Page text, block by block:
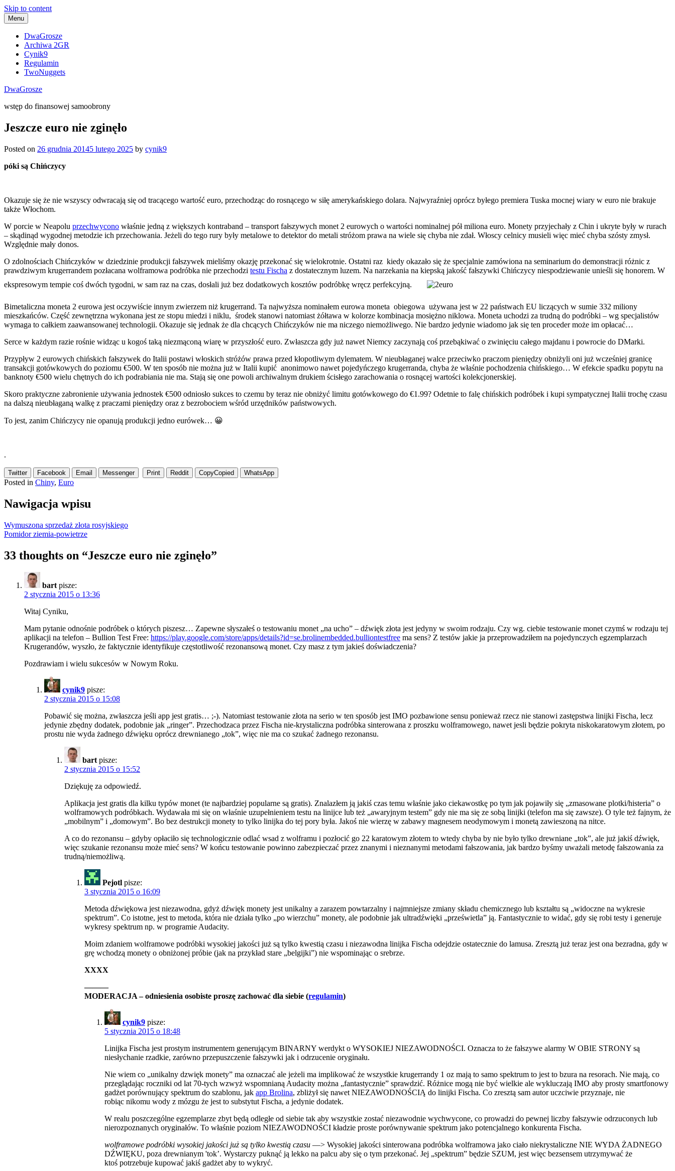
Skip to content
Menu
DwaGrosze
Archiwa 2GR
Cynik9
Regulamin
TwoNuggets
DwaGrosze
wstęp do finansowej samoobrony
Jeszcze euro nie zginęło
Posted on 26 grudnia 20145 lutego 2025 by cynik9
póki są Chińczycy
Okazuje się że nie wszyscy odwracają się od tracącego wartość euro, przechodząc do rosnącego w siłę amerykańskiego dolara. Najwyraźniej oprócz byłego premiera Tuska mocnej wiary w euro nie brakuje
także Włochom.
W porcie w Neapolu przechwycono właśnie jedną z większych kontraband – transport fałszywych monet 2 eurowych o wartości nominalnej pół miliona euro. Monety przyjechały z Chin i ukryte były w rurach
– skądinąd wygodnej metodzie ich przechowania. Jeżeli do tego rury były metalowe to detektor do metali stróżom prawa na wiele się chyba nie zdał. Włoscy celnicy musieli więc mieć chyba szósty zmysł.
Względnie mały donos.
O zdolnościach Chińczyków w dziedzinie produkcji fałszywek mieliśmy okazję przekonać się wielokrotnie. Ostatni raz kiedy okazało się że specjalnie zamówiona na seminarium do demonstracji różnic z
prawdziwym krugerrandem pozłacana wolframowa podróbka nie przechodzi testu Fischa z dostatecznym luzem. Na narzekania na kiepską jakość fałszywki Chińczycy niespodziewanie unieśli się honorem. W
ekspresowym tempie coś dwóch tygodni, w sam raz na czas, dosłali już bez dodatkowych kosztów podróbkę wręcz perfekcyjną.
Bimetaliczna moneta 2 eurowa jest oczywiście innym zwierzem niż krugerrand. Ta najwyższa nominałem eurowa moneta obiegowa używana jest w 22 państwach EU liczących w sumie 332 miliony
mieszkańców. Część zewnętrzna wykonana jest ze stopu miedzi i niklu, środek stanowi natomiast żółtawa w kolorze kombinacja mosiężno niklowa. Moneta uchodzi za trudną do podróbki – wg specjalistów
wymaga to całkiem zaawansowanej technologii. Okazuje się jednak że dla chcących Chińczyków nie ma niczego niemożliwego. Nie bardzo jedynie wiadomo jak się ten proceder może im opłacać…
Serce w każdym razie rośnie widząc u kogoś taką niezmąconą wiarę w przyszłość euro. Zwłaszcza gdy już nawet Niemcy zaczynają coś przebąkiwać o zwinięciu całego majdanu i powrocie do DMarki.
Przypływ 2 eurowych chińskich fałszywek do Italii postawi włoskich stróżów prawa przed kłopotliwym dylematem. W nieubłaganej walce przeciwko praczom pieniędzy obniżyli oni już wcześniej granicę
transakcji gotówkowych do poziomu €500. W ten sposób nie można już w Italii kupić anonimowo nawet pojedyńczego krugerranda, chyba że właśnie pochodzenia chińskiego… W efekcie spadku popytu na
banknoty €500 wielu chętnych do ich podrabiania nie ma. Stają się one powoli archiwalnym drukiem ścisłego zarachowania o rosnącej wartości kolekcjonerskiej.
Skoro praktyczne zabronienie używania jednostek €500 odniosło sukces to czemu by teraz nie obniżyć limitu gotówkowego do €1.99? Odetnie to falę chińskich podróbek i kupi sympatycznej Italii trochę czasu
na dalszą nieubłaganą walkę z praczami pieniędzy oraz z bezrobociem wśród urzędników państwowych.
To jest, zanim Chińczycy nie opanują produkcji jedno eurówek… 😀
.
Twitter Facebook Email Messenger Print Reddit CopyCopied WhatsApp
Posted in Chiny, Euro
Nawigacja wpisu
Wymuszona sprzedaż złota rosyjskiego
Pomidor ziemia-powietrze
33 thoughts on “Jeszcze euro nie zginęło”
bart pisze:
2 stycznia 2015 o 13:36
Witaj Cyniku,
Mam pytanie odnośnie podróbek o których piszesz… Zapewne słyszałeś o testowaniu monet „na ucho” – dźwięk złota jest jedyny w swoim rodzaju. Czy wg. ciebie testowanie monet czymś w rodzaju tej
aplikacji na telefon – Bullion Test Free: https://play.google.com/store/apps/details?id=se.brolinembedded.bulliontestfree ma sens? Z testów jakie ja przeprowadziłem na pojedynczych egzemplarzach
Krugerandów, wyszło, że faktycznie identyfikuje częstotliwość rezonansową monet. Czy masz z tym jakieś doświadczenia?
Pozdrawiam i wielu sukcesów w Nowym Roku.
cynik9 pisze:
2 stycznia 2015 o 15:08
Pobawić się można, zwłaszcza jeśli app jest gratis… ;-). Natomiast testowanie złota na serio w ten sposób jest IMO pozbawione sensu ponieważ rzecz nie stanowi zastępstwa linijki Fischa, lecz
jedynie zbędny dodatek, podobnie jak „ringer”. Przechodzaca przez Fischa nie-krystaliczna podróbka sinterowana z proszku wolframowego, nawet jesli będzie pokryta niskokaratowym złotem, po
prostu nie wyda żadnego dźwięku oprócz drewnianego „tok”, więc nie ma co szukać żadnego rezonansu.
bart pisze:
2 stycznia 2015 o 15:52
Dziękuję za odpowiedź.
Aplikacja jest gratis dla kilku typów monet (te najbardziej popularne są gratis). Znalazłem ją jakiś czas temu właśnie jako ciekawostkę po tym jak pojawiły się „zmasowane plotki/histeria” o
wolframowych podróbkach. Wydawała mi się on właśnie uzupełnieniem testu na linijce lub też „awaryjnym testem” gdy nie ma się ze sobą linijki (telefon ma się zawsze). O tyle też fajnym, że
„mobilnym” i „domowym”. Bo bez destrukcji monety to tylko linijka do tej pory była. Jakoś nie wierzę w zabawy magnesem neodymowym i monetą zawieszoną na nitce.
A co do rezonansu – gdyby opłaciło się technologicznie odlać wsad z wolframu i pozłocić go 22 karatowym złotem to wtedy chyba by nie było tylko drewniane „tok”, ale już jakiś dźwięk,
więc szukanie rezonansu może mieć sens? W końcu testowanie powinno zabezpieczać przez znanymi i nieznanymi metodami fałszowania, jak bardzo byśmy uważali metodę fałszowania za
trudną/niemożliwą.
Pejotl pisze:
3 stycznia 2015 o 16:09
Metoda dźwiękowa jest niezawodna, gdyż dźwięk monety jest unikalny a zarazem powtarzalny i najmniejsze zmiany składu chemicznego lub kształtu są „widoczne na wykresie
spektrum”. Co istotne, jest to metoda, która nie działa tylko „po wierzchu” monety, ale podobnie jak ultradźwięki „prześwietla” ją. Fantastycznie to widać, gdy się robi testy i generuje
wykresy spektrum np. w programie Audacity.
Moim zdaniem wolframowe podróbki wysokiej jakości już są tylko kwestią czasu i niezawodna linijka Fischa odejdzie ostatecznie do lamusa. Zresztą już teraz jest ona bezradna, gdy w
grę wchodzą monety o obniżonej próbie (jak na przykład stare „belgijki”) nie wspominając o srebrze.
XXXX
———
MODERACJA – odniesienia osobiste proszę zachować dla siebie (regulamin)
cynik9 pisze:
5 stycznia 2015 o 18:48
Linijka Fischa jest prostym instrumentem generującym BINARNY werdykt o WYSOKIEJ NIEZAWODNOŚCI. Oznacza to że fałszywe alarmy W OBIE STRONY są
niesłychanie rzadkie, zarówno przepuszczenie fałszywki jak i odrzucenie oryginału.
Nie wiem co „unikalny dzwięk monety” ma oznaczać ale jeżeli ma implikować że wszystkie krugerrandy 1 oz mają to samo spektrum to jest to bzura na resorach. Nie mają, co
przeglądając roczniki od lat 70-tych wzwyż wspomnianą Audacity można „fantastycznie” sprawdzić. Różnice mogą nie być wielkie ale wykluczają IMO aby prosty smartfonowy
gadżet porównujący spektrum do szablonu, jak app Brolina, zbliżył się nawet NIEZAWODNOŚCIĄ do linijki Fischa. Co zresztą sam autor uczciwie przyznaje, nie
robiąc nikomu wody z mózgu że jest to substytut Fischa, a jedynie dodatek.
W realu poszczególne egzemplarze zbyt będą odległe od siebie tak aby wszystkie zostać niezawodnie wychwycone, co prowadzi do pewnej liczby fałszywie odrzuconych lub
nierozpoznanych oryginałów. To właśnie poziom NIEZAWODNOŚCI kładzie proste porównywanie spektrum jako potencjalnego konkurenta Fischa.
wolframowe podróbki wysokiej jakości już są tylko kwestią czasu —> Wysokiej jakości sinterowana podróbka wolframowa jako ciało niekrystaliczne NIE WYDA ŻADNEGO
DŹWIĘKU, poza drewnianym 'tok’. Wystarczy puknąć ją lekko na palcu aby się o tym przekonać. Jej „spektrum” będzie SZUM, jest więc bezsensem utrzymywać że
ktoś potrzebuje kupować jakiś gadżet aby to wykryć.